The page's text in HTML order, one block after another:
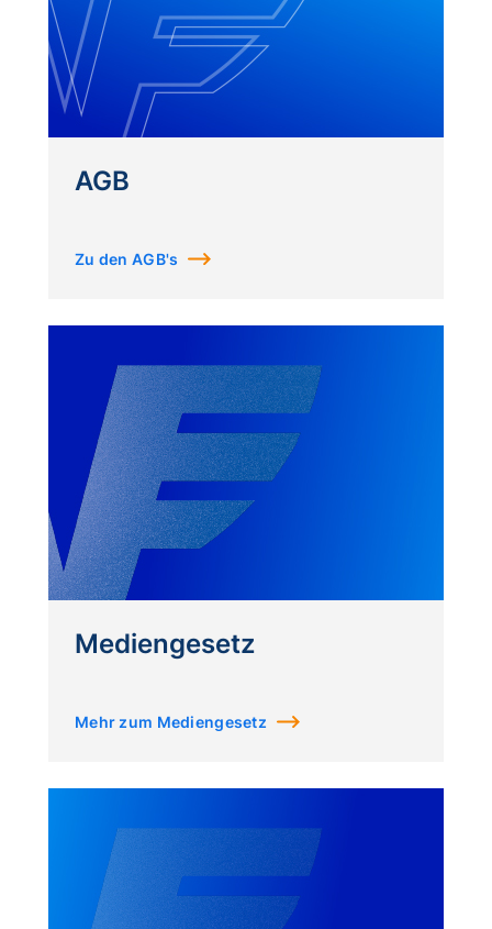
AGB
Zu den AGB's
Mediengesetz
Mehr zum Mediengesetz